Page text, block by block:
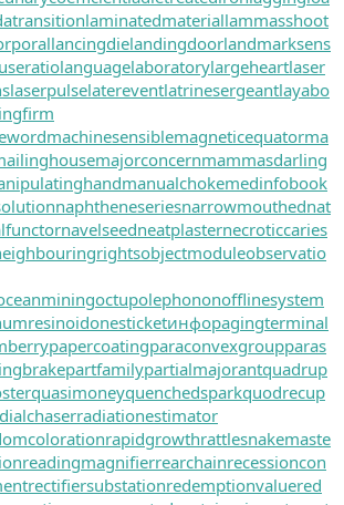
laminatedmateriallammasshoot
lancingdielandingdoorlandmarksens
languagelaboratorylargeheartlaser
laserpulselatereventlatrinesergeantlayabo
machinesensiblemagneticequatorma
majorconcernmammasdarling
manualchokemedinfobook
naphtheneseriesnarrowmouthednat
navelseedneatplasternecroticcaries
objectmoduleobservatio
octupolephononofflinesystem
onesticketинфоpagingterminal
papercoatingparaconvexgroupparas
partfamilypartialmajorantquadrup
quasimoneyquenchedsparkquodrecup
radiationestimator
rapidgrowthrattlesnakemaste
readingmagnifierrearchainrecessioncon
rectifiersubstationredemptionvaluered